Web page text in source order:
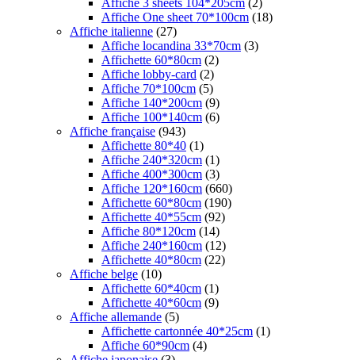
Affiche 3 sheets 104*205cm (2)
Affiche One sheet 70*100cm (18)
Affiche italienne (27)
Affiche locandina 33*70cm (3)
Affichette 60*80cm (2)
Affiche lobby-card (2)
Affiche 70*100cm (5)
Affiche 140*200cm (9)
Affiche 100*140cm (6)
Affiche française (943)
Affichette 80*40 (1)
Affiche 240*320cm (1)
Affiche 400*300cm (3)
Affiche 120*160cm (660)
Affichette 60*80cm (190)
Affichette 40*55cm (92)
Affiche 80*120cm (14)
Affiche 240*160cm (12)
Affichette 40*80cm (22)
Affiche belge (10)
Affichette 60*40cm (1)
Affichette 40*60cm (9)
Affiche allemande (5)
Affichette cartonnée 40*25cm (1)
Affiche 60*90cm (4)